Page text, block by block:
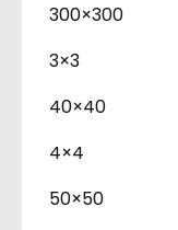
300×300
3×3
40×40
4×4
50×50